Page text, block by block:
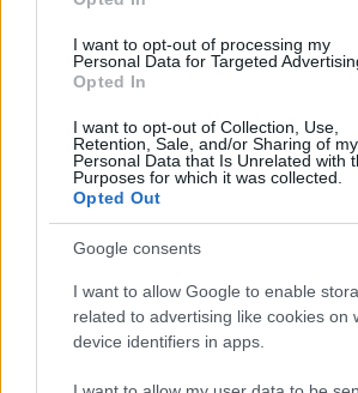
I want to opt-out of processing my
Personal Data for Targeted
Opted In
I want to opt-out of Collection, Use,
Retention, Sale, and/or Sharing of my
Personal Data that Is Unrelated with
Purposes for which it was collected.
Opted Out
Google consents
I want to allow Google to enable
related to advertising like cookies on
device identifiers in apps.
Τηλεόραση
Θέρμανση
Ψυγείο
Σεσουάρ